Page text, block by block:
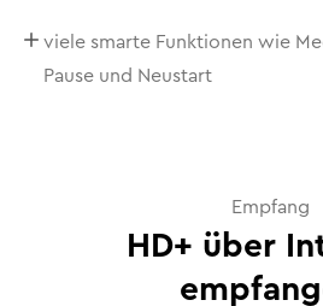
viele smarte Funktionen wie
Pause und Neustart
Empfang
HD+ über